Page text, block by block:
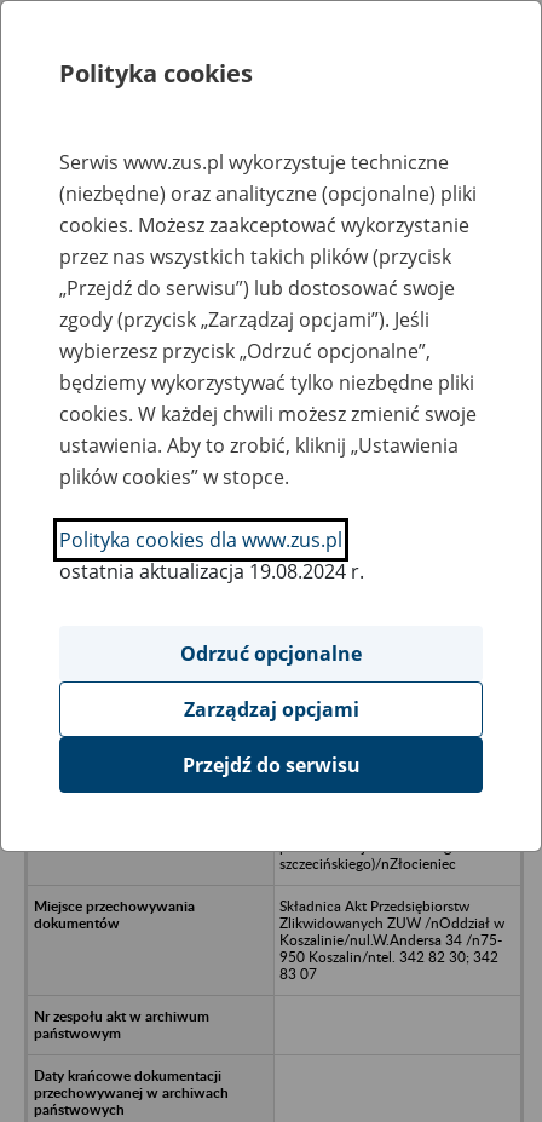
Rejestry, ewidencje i archiwa
Baza zlikwidowanych lub
przekształconych zakładów pracy
Nazwa zakładu pracy:
SZUKAJ
Ukryj wszystkie pozycje bazy
Koszalińskie Przedsiębiorstwo
szczecińskiego)/nZłocieniec
Składnica Akt Przedsiębiorstw
Zlikwidowanych ZUW /nOddział w
Koszalinie/nul.W.Andersa 34 /n75-
950 Koszalin/ntel. 342 82 30; 342
83 07
Polityka cookies
Serwis www.zus.pl wykorzystuje techniczne
(niezbędne) oraz analityczne (opcjonalne) pliki
cookies. Możesz zaakceptować wykorzystanie
przez nas wszystkich takich plików (przycisk
„Przejdź do serwisu”) lub dostosować swoje
zgody (przycisk „Zarządzaj opcjami”). Jeśli
wybierzesz przycisk „Odrzuć opcjonalne”,
będziemy wykorzystywać tylko niezbędne pliki
cookies. W każdej chwili możesz zmienić swoje
ustawienia. Aby to zrobić, kliknij „Ustawienia
plików cookies” w stopce.
Polityka cookies dla www.zus.pl
ostatnia aktualizacja 19.08.2024 r.
Odrzuć opcjonalne
Zarządzaj opcjami
Przejdź do serwisu